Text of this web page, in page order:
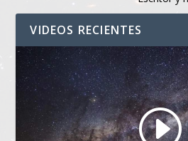
VIDEOS RECIENTES